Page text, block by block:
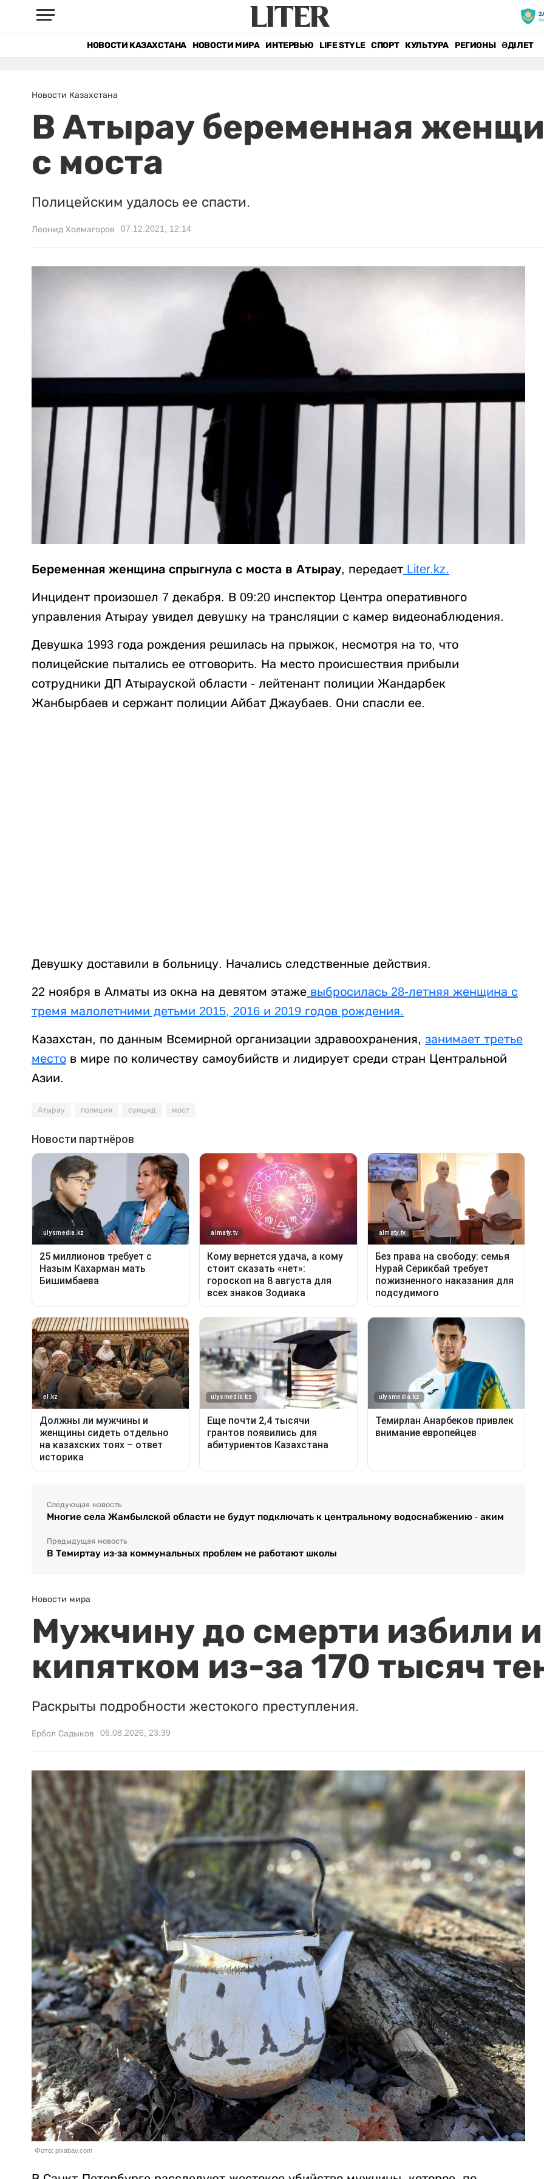
НОВОСТИ КАЗАХСТАНА НОВОСТИ МИРА ИНТЕРВЬЮ LIFE STYLE СПОРТ КУЛЬТУРА РЕГИОНЫ ӘДІЛЕТ
Новости Казахстана
В Атырау беременная
с моста
Полицейским удалось ее спасти.
Леонид Холмагоров 07.12.2021, 12:14
Беременная женщина спрыгнула с моста в Атырау, передает Liter.kz.
Инцидент произошел 7 декабря. В 09:20 инспектор Центра оперативного
управления Атырау увидел девушку на трансляции с камер видеонаблюдения.
Девушка 1993 года рождения решилась на прыжок, несмотря на то, что
полицейские пытались ее отговорить. На место происшествия прибыли
сотрудники ДП Атырауской области - лейтенант полиции Жандарбек
Жанбырбаев и сержант полиции Айбат Джаубаев. Они спасли ее.
Девушку доставили в больницу. Начались следственные действия.
22 ноября в Алматы из окна на девятом этаже выбросилась 28-летняя женщина с
тремя малолетними детьми 2015, 2016 и 2019 годов рождения.
Казахстан, по данным Всемирной организации здравоохранения, занимает третье
место в мире по количеству самоубийств и лидирует среди стран Центральной
Азии.
Атырау полиция суицид мост
Следующая новость
Многие села Жамбылской области не будут подключать к центральному водоснабжению - аким
Предыдущая новость
В Темиртау из-за коммунальных проблем не работают школы
Новости мира
Мужчину до смерти избили
кипятком из-за 170 тысяч
Раскрыты подробности жестокого преступления.
Ербол Садыков 06.08.2026, 23:39
Фото: pixabay.com